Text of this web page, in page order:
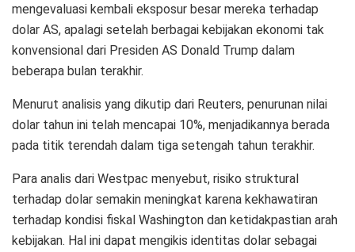
mengevaluasi kembali eksposur besar mereka terhadap
dolar AS, apalagi setelah berbagai kebijakan ekonomi tak
konvensional dari Presiden AS Donald Trump dalam
beberapa bulan terakhir.
Menurut analisis yang dikutip dari Reuters, penurunan nilai
dolar tahun ini telah mencapai 10%, menjadikannya berada
pada titik terendah dalam tiga setengah tahun terakhir.
Para analis dari Westpac menyebut, risiko struktural
terhadap dolar semakin meningkat karena kekhawatiran
terhadap kondisi fiskal Washington dan ketidakpastian arah
kebijakan. Hal ini dapat mengikis identitas dolar sebagai